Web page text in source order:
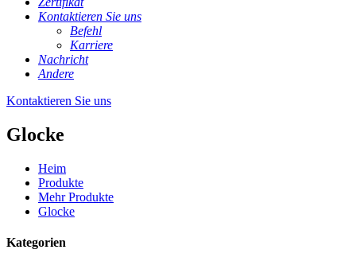
Kontaktieren Sie uns
Befehl
Karriere
Nachricht
Andere
Kontaktieren Sie uns
Glocke
Heim
Produkte
Mehr Produkte
Glocke
Kategorien